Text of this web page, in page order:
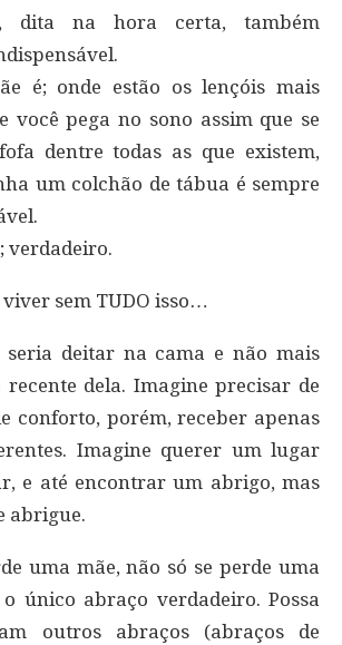
dita na hora certa, também
é; onde estão os lençóis mais
você pega no sono assim que se
dentre todas as que existem,
um colchão de tábua é sempre
verdadeiro.
sem TUDO isso…
seria deitar na cama e não mais
dela. Imagine precisar de
conforto, porém, receber apenas
Imagine querer um lugar
e até encontrar um abrigo, mas
abrigue.
uma mãe, não só se perde uma
único abraço verdadeiro. Possa
outros abraços (abraços de